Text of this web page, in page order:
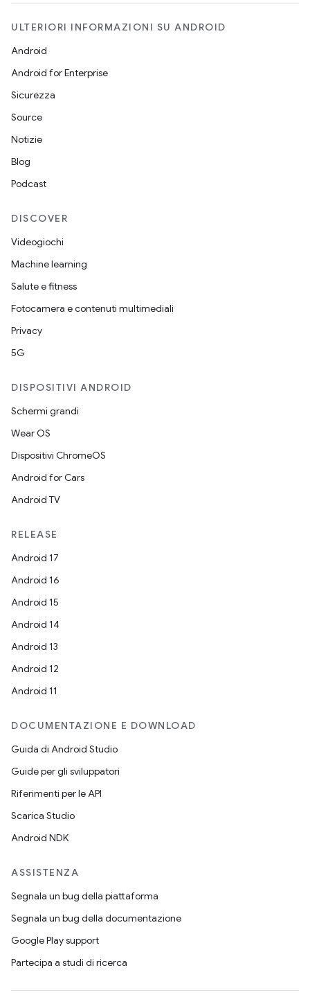
ULTERIORI INFORMAZIONI SU ANDROID
Android
Android for Enterprise
Sicurezza
Source
Notizie
Blog
Podcast
DISCOVER
Videogiochi
Machine learning
Salute e fitness
Fotocamera e contenuti multimediali
Privacy
5G
DISPOSITIVI ANDROID
Schermi grandi
Wear OS
Dispositivi ChromeOS
Android for Cars
Android TV
RELEASE
Android 17
Android 16
Android 15
Android 14
Android 13
Android 12
Android 11
DOCUMENTAZIONE E DOWNLOAD
Guida di Android Studio
Guide per gli sviluppatori
Riferimenti per le API
Scarica Studio
Android NDK
ASSISTENZA
Segnala un bug della piattaforma
Segnala un bug della documentazione
Google Play support
Partecipa a studi di ricerca